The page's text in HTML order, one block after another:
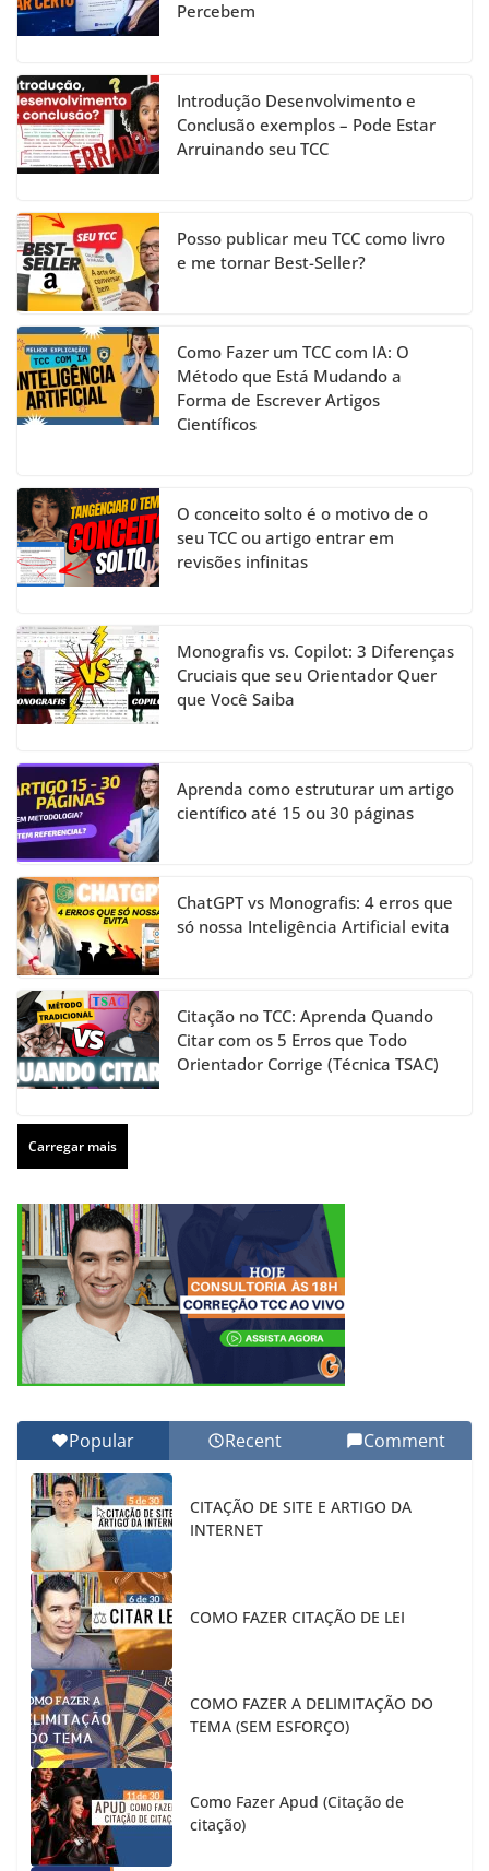
o
k
e
h
a
n
el
Percebem
Introdução Desenvolvimento e
Conclusão exemplos – Pode Estar
Arruinando seu TCC
Posso publicar meu TCC como livro
e me tornar Best-Seller?
Como Fazer um TCC com IA: O
Método que Está Mudando a
Forma de Escrever Artigos
Científicos
O conceito solto é o motivo de o
seu TCC ou artigo entrar em
revisões infinitas
Monografis vs. Copilot: 3 Diferenças
Cruciais que seu Orientador Quer
que Você Saiba
Aprenda como estruturar um artigo
científico até 15 ou 30 páginas
ChatGPT vs Monografis: 4 erros que
só nossa Inteligência Artificial evita
Citação no TCC: Aprenda Quando
Citar com os 5 Erros que Todo
Orientador Corrige (Técnica TSAC)
Carregar mais
Popular Recent Comment
CITAÇÃO DE SITE E ARTIGO DA
INTERNET
COMO FAZER CITAÇÃO DE LEI
COMO FAZER A DELIMITAÇÃO DO
TEMA (SEM ESFORÇO)
Como Fazer Apud (Citação de
citação)